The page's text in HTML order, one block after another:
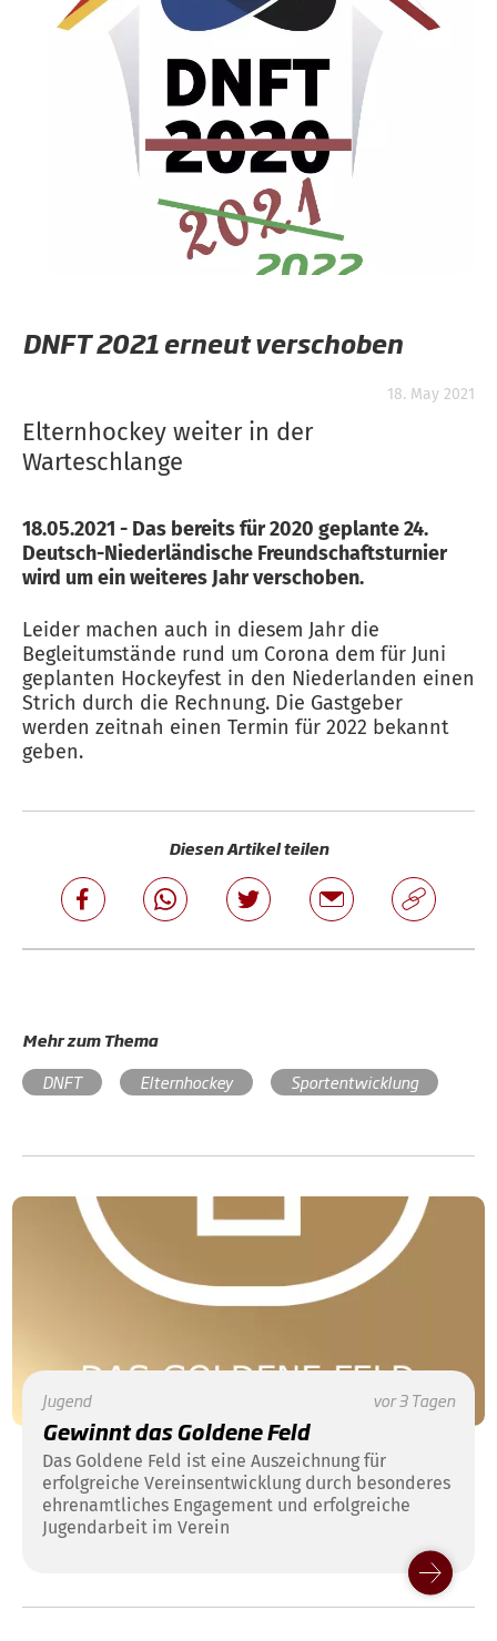
DNFT 2021 erneut verschoben
18. May 2021
Elternhockey weiter in der
Warteschlange
18.05.2021 - Das bereits für 2020 geplante 24.
Deutsch-Niederländische Freundschaftsturnier
wird um ein weiteres Jahr verschoben.
Leider machen auch in diesem Jahr die
Begleitumstände rund um Corona dem für Juni
geplanten Hockeyfest in den Niederlanden einen
Strich durch die Rechnung. Die Gastgeber
werden zeitnah einen Termin für 2022 bekannt
geben.
Diesen Artikel teilen
Mehr zum Thema
DNFT
Elternhockey Sportentwicklung
Jugend vor 3 Tagen
Gewinnt das Goldene Feld
Das Goldene Feld ist eine Auszeichnung für
erfolgreiche Vereinsentwicklung durch besonderes
ehrenamtliches Engagement und erfolgreiche
Jugendarbeit im Verein